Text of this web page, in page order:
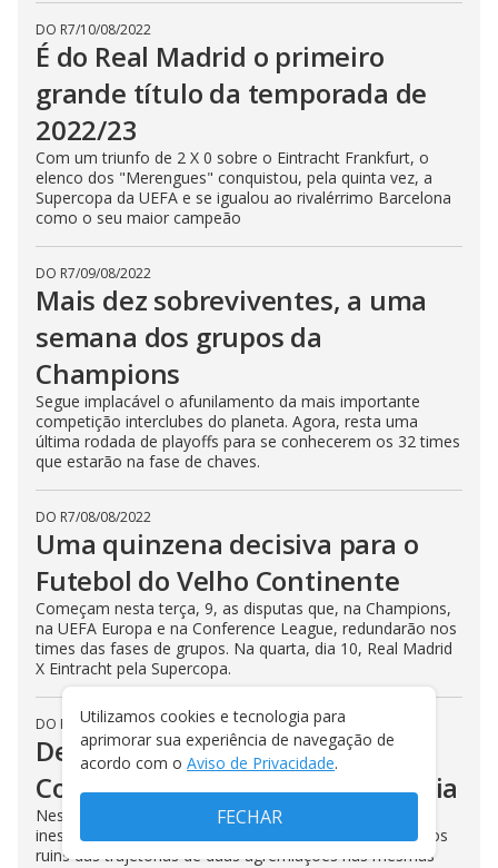
DO R7/10/08/2022
É do Real Madrid o primeiro
grande título da temporada de
2022/23
Com um triunfo de 2 X 0 sobre o Eintracht Frankfurt, o
elenco dos "Merengues" conquistou, pela quinta vez, a
Supercopa da UEFA e se igualou ao rivalérrimo Barcelona
como o seu maior campeão
DO R7/09/08/2022
Mais dez sobreviventes, a uma
semana dos grupos da
Champions
Segue implacável o afunilamento da mais importante
competição interclubes do planeta. Agora, resta uma
última rodada de playoffs para se conhecerem os 32 times
que estarão na fase de chaves.
DO R7/08/08/2022
Uma quinzena decisiva para o
Futebol do Velho Continente
Começam nesta terça, 9, as disputas que, na Champions,
na UEFA Europa e na Conference League, redundarão nos
times das fases de grupos. Na quarta, dia 10, Real Madrid
X Eintracht pela Supercopa.
DO R7 07/08/2022
De como o acaso aproximou o
Corinthians e a Juventus da Itália
Nestes últimos tempos, uma série de eventos, do
inesperado ao infortúnio, tornou bem parecidos os lados
ruins das trajetórias de duas agremiações nas mesmas
Utilizamos cookies e tecnologia para
aprimorar sua experiência de navegação de
acordo com o Aviso de Privacidade.
FECHAR